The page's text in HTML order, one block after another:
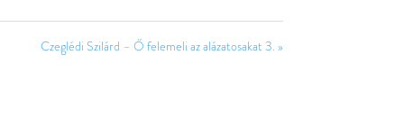
Czeglédi Szilárd – Ő felemeli az alázatosakat 3. »